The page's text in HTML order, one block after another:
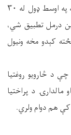
د چارواکو په وینا، د دې پروګرام په دوام کې به په اوسط ډول له ۳۰
درمل تطبیق شي،
کېدو مخه ونیول
د څارویو روغتیا
مالدارۍ د پراختیا
کې هم دوام ولري.